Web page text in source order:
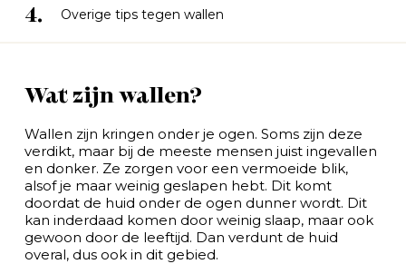
4. Overige tips tegen wallen
Wat zijn wallen?
Wallen zijn kringen onder je ogen. Soms zijn deze
verdikt, maar bij de meeste mensen juist ingevallen
en donker. Ze zorgen voor een vermoeide blik,
alsof je maar weinig geslapen hebt. Dit komt
doordat de huid onder de ogen dunner wordt. Dit
kan inderdaad komen door weinig slaap, maar ook
gewoon door de leeftijd. Dan verdunt de huid
overal, dus ook in dit gebied.